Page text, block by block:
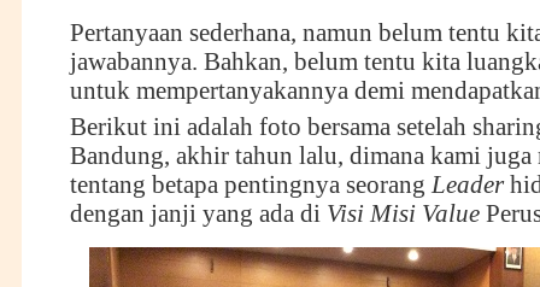
Pertanyaan sederhana, namun belum tentu
jawabannya. Bahkan, belum tentu kita
untuk mempertanyakannya demi
Berikut ini adalah foto bersama setelah
Bandung, akhir tahun lalu, dimana kami juga
tentang betapa pentingnya seorang Leader
dengan janji yang ada di Visi Misi Value